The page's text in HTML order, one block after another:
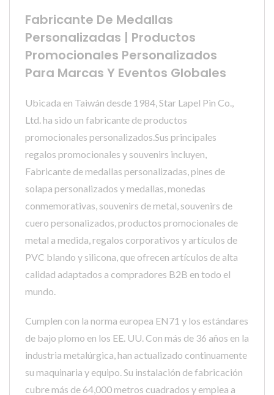
Fabricante De Medallas
Personalizadas | Productos
Promocionales Personalizados
Para Marcas Y Eventos Globales
Ubicada en Taiwán desde 1984, Star Lapel Pin Co.,
Ltd. ha sido un fabricante de productos
promocionales personalizados.Sus principales
regalos promocionales y souvenirs incluyen,
Fabricante de medallas personalizadas, pines de
solapa personalizados y medallas, monedas
conmemorativas, souvenirs de metal, souvenirs de
cuero personalizados, productos promocionales de
metal a medida, regalos corporativos y artículos de
PVC blando y silicona, que ofrecen artículos de alta
calidad adaptados a compradores B2B en todo el
mundo.
Cumplen con la norma europea EN71 y los estándares
de bajo plomo en los EE. UU. Con más de 36 años en la
industria metalúrgica, han actualizado continuamente
su maquinaria y equipo. Su instalación de fabricación
cubre más de 64,000 metros cuadrados y emplea a